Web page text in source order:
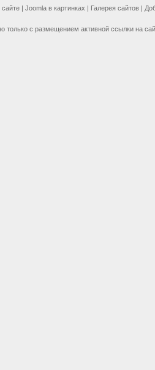
| Joomla в картинках | Галерея сайтов |
только с размещением активной ссылки на